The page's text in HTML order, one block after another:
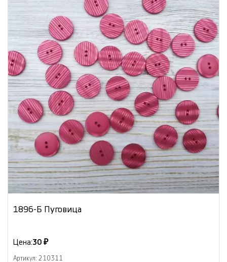
1896-Б Пуговица
Цена:30 ₽
Артикул: 210311